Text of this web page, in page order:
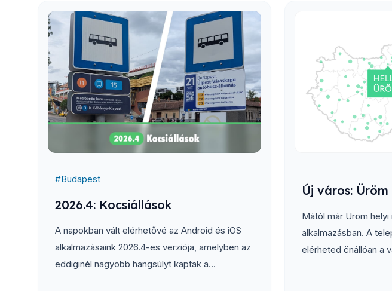
#Budapest
2026.4: Kocsiállások
A napokban vált elérhetővé az Android és iOS
alkalmazásaink 2026.4-es verziója, amelyben az
eddiginél nagyobb hangsúlyt kaptak a
Új város: Üröm
Mától már Üröm
alkalmazásban. A
elérheted önállóan a